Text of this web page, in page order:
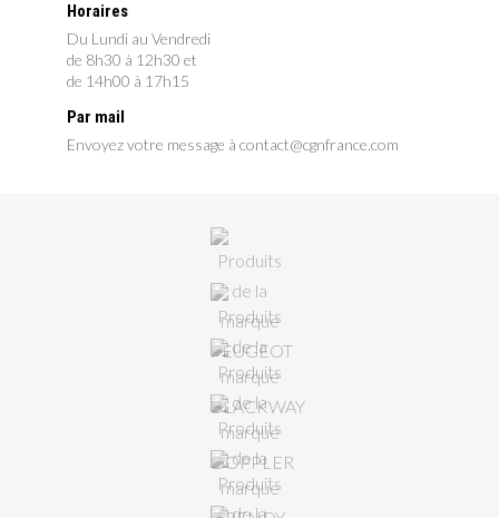
Horaires
Du Lundi au Vendredi
de 8h30 à 12h30 et
de 14h00 à 17h15
Par mail
Envoyez votre message à contact@cgnfrance.com